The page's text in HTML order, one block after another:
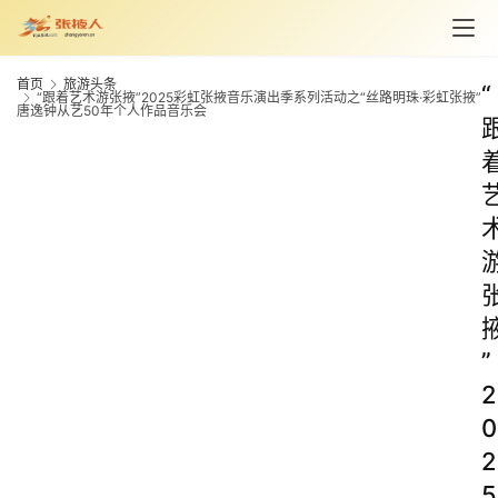
首页
旅游头条
“跟着艺术游张掖”2025彩虹张掖音乐演出季系列活动之“丝路明珠·彩虹张掖”
唐逸钟从艺50年个人作品音乐会
“
”
2
0
2